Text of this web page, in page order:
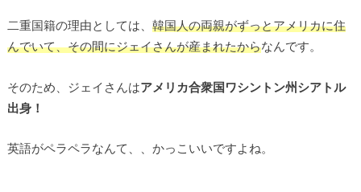
二重国籍の理由としては、 韓国人の両親がずっとアメリカに住
んでいて、その間にジェイさんが産まれたからなんです。
そのため、ジェイさんはアメリカ合衆国ワシントン州シアトル
出身！
英語がペラペラなんて、、かっこいいですよね。